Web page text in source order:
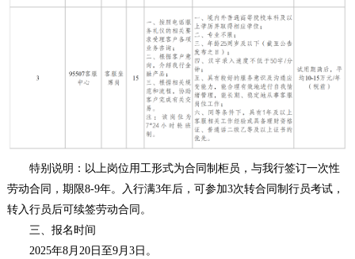
特别说明：以上岗位用工形式为合同制柜员，与我行签订一次性
劳动合同，期限8-9年。入行满3年后，可参加3次转合同制行员考试，
转入行员后可续签劳动合同。
三、报名时间
2025年8月20日至9月3日。